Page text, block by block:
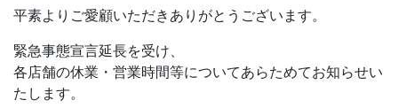
平素よりご愛顧いただきありがとうございます。
緊急事態宣言延長を受け、
各店舗の休業・営業時間等についてあらためてお知らせい
たします。